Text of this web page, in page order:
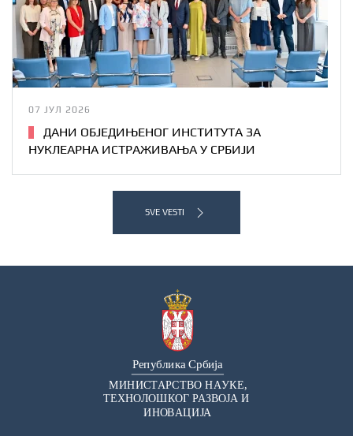
07 ЈУЛ 2026
ДАНИ ОБЈЕДИЊЕНОГ ИНСТИТУТА ЗА
НУКЛЕАРНА ИСТРАЖИВАЊА У СРБИЈИ
SVE VESTI